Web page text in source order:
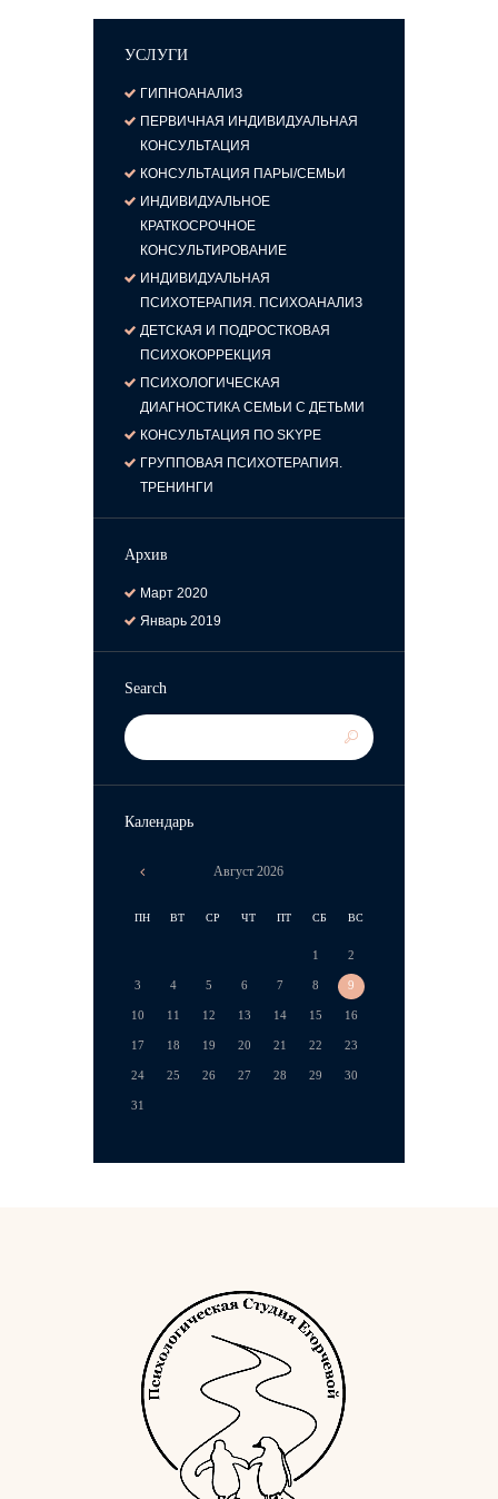
УСЛУГИ
ГИПНОАНАЛИЗ
ПЕРВИЧНАЯ ИНДИВИДУАЛЬНАЯ
КОНСУЛЬТАЦИЯ
КОНСУЛЬТАЦИЯ ПАРЫ/СЕМЬИ
ИНДИВИДУАЛЬНОЕ
КРАТКОСРОЧНОЕ
КОНСУЛЬТИРОВАНИЕ
ИНДИВИДУАЛЬНАЯ
ПСИХОТЕРАПИЯ. ПСИХОАНАЛИЗ
ДЕТСКАЯ И ПОДРОСТКОВАЯ
ПСИХОКОРРЕКЦИЯ
ПСИХОЛОГИЧЕСКАЯ
ДИАГНОСТИКА СЕМЬИ С ДЕТЬМИ
КОНСУЛЬТАЦИЯ ПО SKYPE
ГРУППОВАЯ ПСИХОТЕРАПИЯ.
ТРЕНИНГИ
Архив
Март2020
Январь2019
Search
Календарь
Август2026
ПН ВТ СР ЧТ ПТ СБ ВС
1 2
3 4 5 6 7 8 9
10 11 12 13 14 15 16
17 18 19 20 21 22 23
24 25 26 27 28 29 30
31